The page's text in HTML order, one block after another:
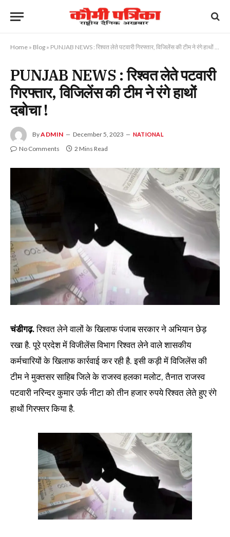
Home » Blog » PUNJAB NEWS : रिश्वत लेते पटवारी गिरफ्तार, विजिलेंस की टीम ने रंगे हाथों दबोचा !
PUNJAB NEWS : रिश्वत लेते पटवारी
गिरफ्तार, विजिलेंस की टीम ने रंगे हाथों
दबोचा !
ByADMIN December 5, 2023 NATIONAL
No Comments 2 Mins Read
चंडीगढ़.रिश्वत लेने वालों के खिलाफ पंजाब सरकार ने अभियान छेड़
रखा है. पूरे प्रदेश में विजीलेंस विभाग रिश्वत लेने वाले शासकीय
कर्मचारियों के खिलाफ कार्रवाई कर रही है. इसी कड़ी में विजिलेंस की
टीम ने मुक्तसर साहिब जिले के राजस्व हलका मलोट, तैनात राजस्व
पटवारी नरिन्दर कुमार उर्फ नीटा को तीन हजार रुपये रिश्वत लेते हुए रंगे
हाथों गिरफ्तर किया है.